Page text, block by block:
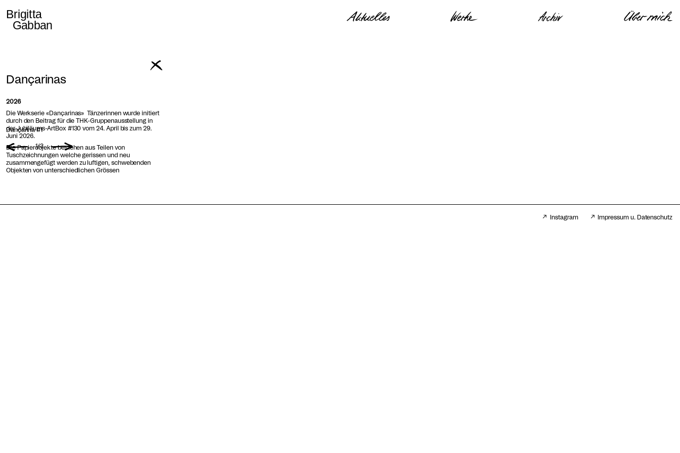
Dançarinas
2026
Die Werkserie «Dançarinas» Tänzerinnen wurde initiert
durch den Beitrag für die THK-Gruppenausstellung in
der Jubiläums-ArtBox #130 vom 24. April bis zum 29.
Juni 2026.
Die Papierobjekte bestehen aus Teilen von
Tuschzeichnungen welche gerissen und neu
zusammengefügt werden zu luftigen, schwebenden
Objekten von unterschiedlichen Grössen
Dançarina #1
1/3
Instagram Impressum u. Datenschutz